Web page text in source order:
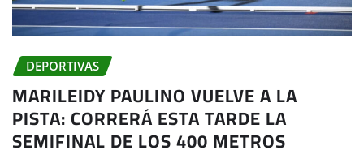
DEPORTIVAS
MARILEIDY PAULINO VUELVE A LA
PISTA: CORRERÁ ESTA TARDE LA
SEMIFINAL DE LOS 400 METROS